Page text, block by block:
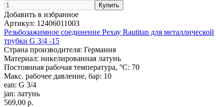
Добавить в избранное
Артикул: 12406011003
Резьбозажимное соединение Рехау Rautitan для металлической
трубки G 3/4 -15
Страна производителя: Германия
Материал: никелированная латунь
Постоянная рабочая температура, °C: 70
Макс. рабочее давление, бар: 10
ean: G 3/4
jan: латунь
569,00 р.